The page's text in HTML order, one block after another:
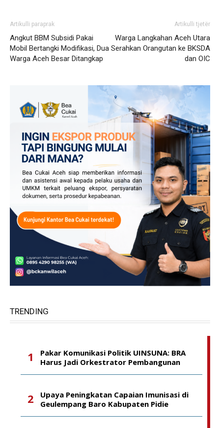
Artikulli paraprak
Angkut BBM Subsidi Pakai
Mobil Bertangki Modifikasi, Dua
Warga Aceh Besar Ditangkap
Artikulli tjetër
Warga Langkahan Aceh Utara
Serahkan Orangutan ke BKSDA
dan OIC
TRENDING
Pakar Komunikasi Politik UINSUNA: BRA
Harus Jadi Orkestrator Pembangunan
Upaya Peningkatan Capaian Imunisasi di
Geulempang Baro Kabupaten Pidie